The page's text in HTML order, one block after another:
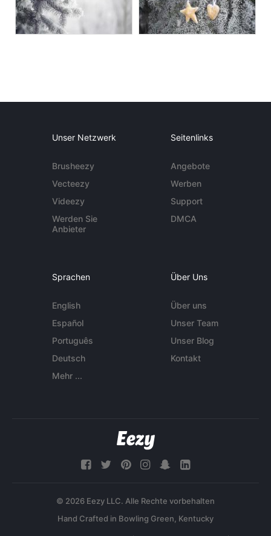
Unser Netzwerk
Brusheezy
Vecteezy
Videezy
Werden Sie
Anbieter
Seitenlinks
Angebote
Werben
Support
DMCA
Sprachen
English
Español
Português
Deutsch
Mehr ...
Über Uns
Über uns
Unser Team
Unser Blog
Kontakt
© 2026 Eezy LLC. Alle Rechte vorbehalten